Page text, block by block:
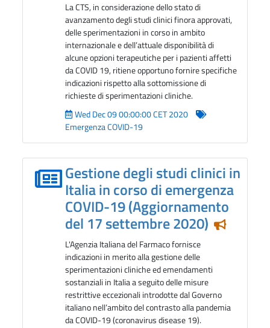
La CTS, in considerazione dello stato di
avanzamento degli studi clinici finora approvati,
delle sperimentazioni in corso in ambito
internazionale e dell’attuale disponibilità di
alcune opzioni terapeutiche per i pazienti affetti
da COVID 19, ritiene opportuno fornire specifiche
indicazioni rispetto alla sottomissione di
richieste di sperimentazioni cliniche.
Wed Dec 09 00:00:00 CET 2020
Emergenza COVID-19
Gestione degli studi clinici in
Italia in corso di emergenza
COVID-19 (Aggiornamento
del 17 settembre 2020) Notizia
L'Agenzia Italiana del Farmaco fornisce
indicazioni in merito alla gestione delle
sperimentazioni cliniche ed emendamenti
sostanziali in Italia a seguito delle misure
restrittive eccezionali introdotte dal Governo
italiano nell’ambito del contrasto alla pandemia
da COVID-19 (coronavirus disease 19).